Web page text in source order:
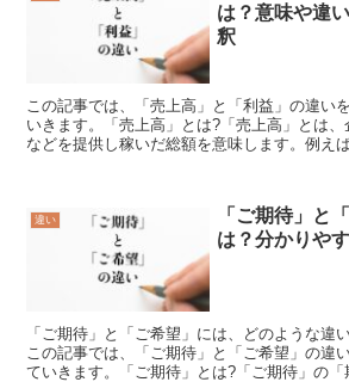
は？意味や違
釈
この記事では、「売上高」と「利益」の違い
いきます。「売上高」とは?「売上高」とは
などを提供し稼いだ総額を意味します。例え
違い
「ご期待」と
は？分かりや
「ご期待」と「ご希望」には、どのような違
この記事では、「ご期待」と「ご希望」の違
ていきます。「ご期待」とは?「ご期待」の「